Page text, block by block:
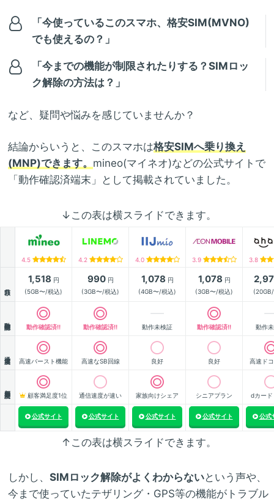
「今使っているこのスマホ、格安SIM(MVNO)
でも使えるの？」
「今までの機能が制限されたりする？SIMロッ
ク解除の方法は？」
など、疑問や悩みを感じていませんか？
結論からいうと、このスマホは格安SIMへ乗り換え
(MNP)できます。 mineo(マイネオ)などの公式サイトで
「動作確認済端末」として掲載されていました。
↓この表は横スライドできます。
4.5 4.2 4.0 3.9 3.8
1,518 円
(5GB〜/税込)
990円
(3GB〜/税込)
1,078 円
(4GB〜/税込)
1,078 円
(3GB〜/税込)
動作確認済!! 動作確認済!! 動作未検証 動作確認済!! 動作
高速バースト機能 高速なSB回線 良好 良好 高速ド
顧客満足度1位 通信速度が速い 家族向けシェア シニアプラン dカード
公式サイト 公式サイト 公式サイト 公式サイト 公式
↑この表は横スライドできます。
しかし、 SIMロック解除がよくわからないという声や、
今まで使っていたテザリング・GPS等の機能がトラブル